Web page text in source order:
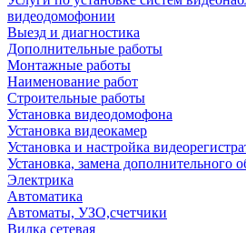
видеодомофонии
Выезд и диагностика
Дополнительные работы
Монтажные работы
Наименование работ
Строительные работы
Установка видеодомофона
Установка видеокамер
Установка и настройка
Установка, замена дополнительного
Электрика
Автоматика
Автоматы, УЗО,счетчики
Вилка сетевая